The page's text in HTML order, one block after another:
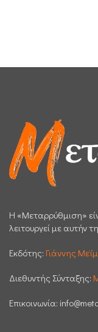
H «Μεταρρύθμιση»
λειτουργεί με αυτήν
Εκδότης: Γιάννης
Διεθυντής Σύνταξης:
Επικοινωνία: